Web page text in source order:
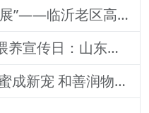
“品时代佳酿谋高质量发展”——临沂老区高质量发展论坛暨贵州茅台酒（精品）主题活动圆满落幕
【志愿服务】全国母乳喂养宣传日：山东医专附属医院志愿者深入社区宣传母乳喂养健康知识
逢源采撷献苍生 巩氏蜂蜜成新宠 和善润物品牌就 养怡之福在沂蒙